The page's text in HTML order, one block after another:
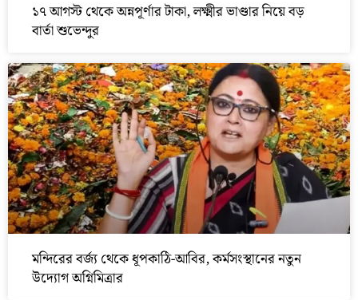
১৭ আগস্ট থেকে অন্নপূর্ণার টাকা, লক্ষ্মীর ভাণ্ডার নিয়ে বড়
বার্তা শুভেন্দুর
মন্দিরের বর্জ্য থেকে ধূপকাঠি-আবির, কর্মসংস্থানের নতুন
উদ্যোগ অগ্নিমিত্রার